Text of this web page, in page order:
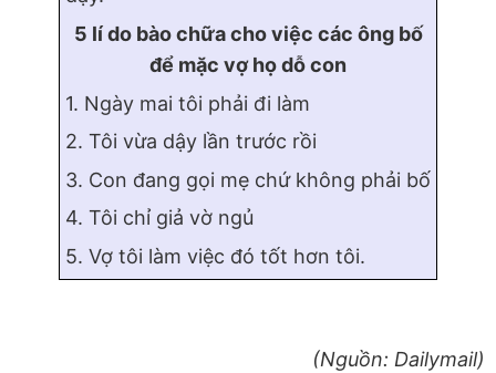
5 lí do bào chữa cho việc các ông bố
để mặc vợ họ dỗ con
1. Ngày mai tôi phải đi làm
2. Tôi vừa dậy lần trước rồi
3. Con đang gọi mẹ chứ không phải bố
4. Tôi chỉ giả vờ ngủ
5. Vợ tôi làm việc đó tốt hơn tôi.
(Nguồn: Dailymail)